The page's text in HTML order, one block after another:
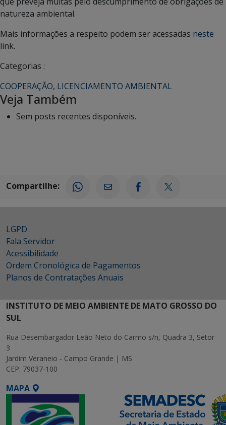
natureza ambiental.
Mais informações a respeito podem ser acessadas neste
link.
Categorias :
COOPERAÇÃO, LICENCIAMENTO AMBIENTAL
Veja Também
Sem posts recentes disponíveis.
Compartilhe:
LGPD
Fala Servidor
Acessibilidade
Ordem Cronológica de Pagamentos
Planos de Contratações Anuais
INSTITUTO DE MEIO AMBIENTE DE MATO GROSSO DO
SUL
Rua Desembargador Leão Neto do Carmo s/n, Quadra 3, Setor
3
Jardim Veraneio - Campo Grande | MS
CEP: 79037-100
MAPA